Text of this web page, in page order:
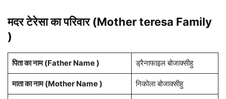
मदर टेरेसा का परिवार (Mother teresa Family
)
पिता का नाम (Father Name ) ड्रैनाफाइल बोजाक्सीहु
माता का नाम (Mother Name ) निकोला बोजाक्सीहु